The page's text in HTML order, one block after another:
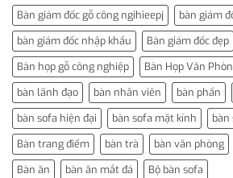
Bàn giám đốc gỗ công ngihieepj
bàn giám
bàn giám đốc nhập khẩu
Bàn giám đốc đẹp
Bàn họp gỗ công nghiệp
Bàn Họp Văn
bàn lãnh đạo
bàn nhân viên bàn phấn
bàn sofa hiện đại
bàn sofa mặt kính
bàn
Bàn trang điểm
bàn trà bàn văn phòng
Bàn ăn
bàn ăn mắt đá
Bộ bàn sofa